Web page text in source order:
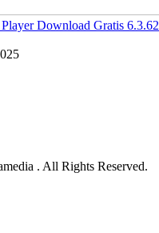
Download Gratis 6.3.62
. All Rights Reserved.